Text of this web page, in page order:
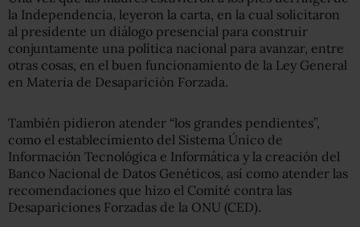
la Independencia, leyeron la carta, en la cual solicitaron
al presidente un diálogo presencial para construir
conjuntamente una política nacional para avanzar, entre
otras cosas, en el buen funcionamiento de la Ley General
en Materia de Desaparición Forzada.
También pidieron atender “los grandes pendientes”,
como el establecimiento del Sistema Único de
Información Tecnológica e Informática y la creación del
Banco Nacional de Datos Genéticos, así como atender las
recomendaciones que hizo el Comité contra las
Desapariciones Forzadas de la ONU (CED).